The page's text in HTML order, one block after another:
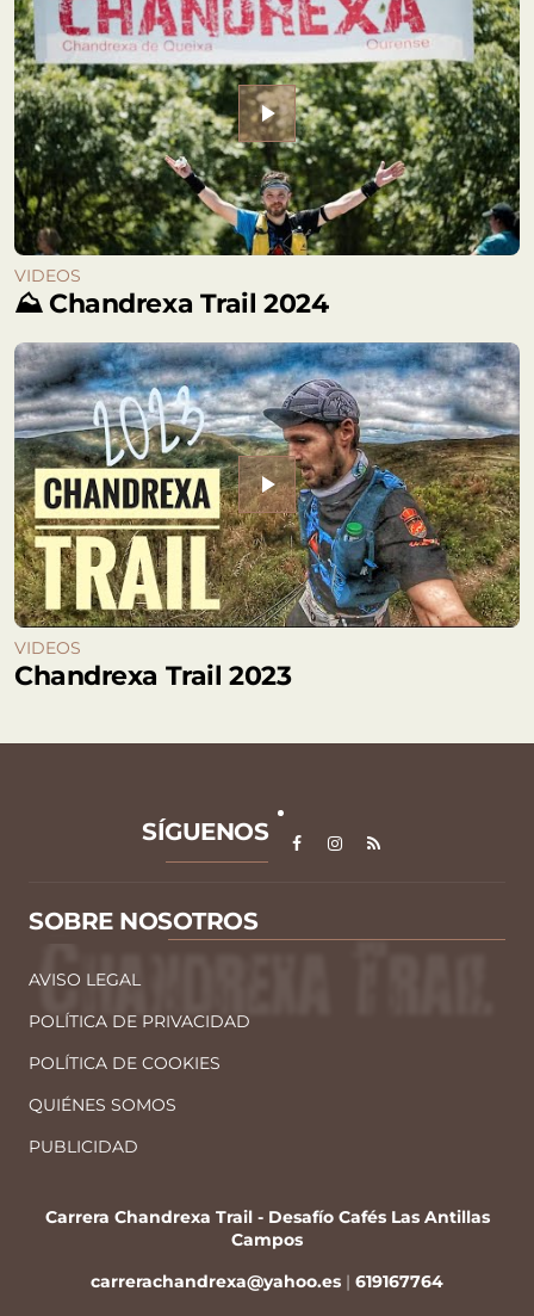
play_arrow
VIDEOS
⛰️ Chandrexa Trail 2024
play_arrow
VIDEOS
Chandrexa Trail 2023
SÍGUENOS
SOBRE NOSOTROS
AVISO LEGAL
POLÍTICA DE PRIVACIDAD
POLÍTICA DE COOKIES
QUIÉNES SOMOS
PUBLICIDAD
Carrera Chandrexa Trail - Desafío Cafés Las Antillas
Campos
carrerachandrexa@yahoo.es | 619167764